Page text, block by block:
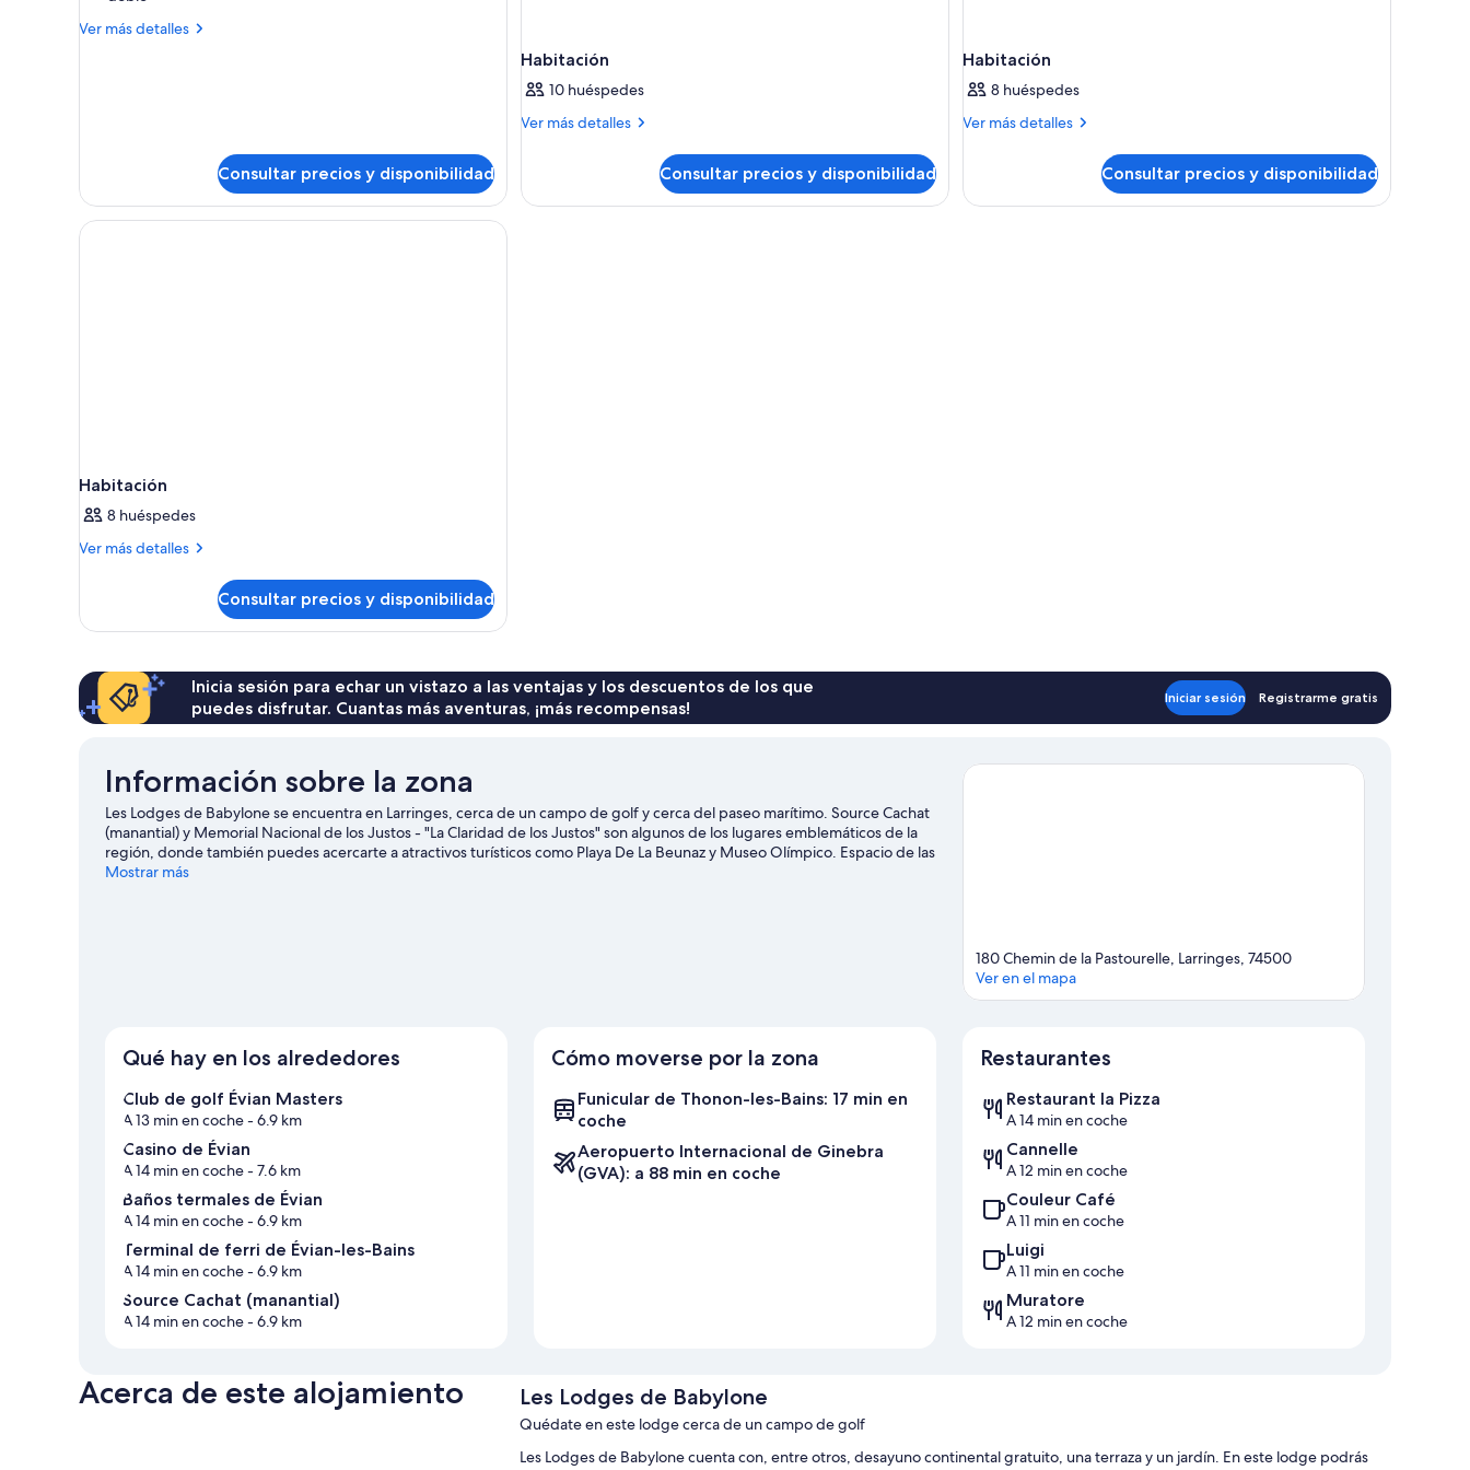
árbol
Ver más detalles
Más
Consultar precios y disponibilidad
Habitación
10 huéspedes
Ver más detalles
Más
Consultar precios y disponibilidad
Habitación
8 huéspedes
Ver más detalles
Más
Consultar precios y disponibilidad
Habitación
8 huéspedes
Ver más detalles
Más
Consultar precios y disponibilidad
Inicia sesión para echar un vistazo a las ventajas y los descuentos de los que
puedes disfrutar. Cuantas más aventuras, ¡más recompensas!
Iniciar sesión Registrarme gratis
Información sobre la zona
Les Lodges de Babylone se encuentra en Larringes, cerca de un campo de golf y cerca del paseo marítimo. Source Cachat
(manantial) y Memorial Nacional de los Justos - "La Claridad de los Justos" son algunos de los lugares emblemáticos de la
región, donde también puedes acercarte a atractivos turísticos como Playa De La Beunaz y Museo Olímpico. Espacio de las
Invenciones y Explanada de Montbenon también merecen la pena. Descubre todas las actividades acuáticas que podrás
Mostrar más
180 Chemin de la Pastourelle, Larringes, 74500
Ver en el mapa
Qué hay en los alrededores
Club de golf Évian Masters
A 13 min en coche- 6.9 km
Casino de Évian
A 14 min en coche- 7.6 km
Baños termales de Évian
A 14 min en coche- 6.9 km
Terminal de ferri de Évian-les-Bains
A 14 min en coche- 6.9 km
Source Cachat (manantial)
A 14 min en coche- 6.9 km
Cómo moverse por la zona
Funicular de Thonon-les-Bains: 17 min en
coche
Aeropuerto Internacional de Ginebra
(GVA): a 88 min en coche
Restaurantes
Restaurant la Pizza
A 14 min en coche
Cannelle
A 12 min en coche
Couleur Café
A 11 min en coche
Luigi
A 11 min en coche
Muratore
A 12 min en coche
Acerca de este alojamiento Les Lodges de Babylone
Quédate en este lodge cerca de un campo de golf
Les Lodges de Babylone cuenta con, entre otros, desayuno continental gratuito, una terraza y un jardín. En este lodge podrás